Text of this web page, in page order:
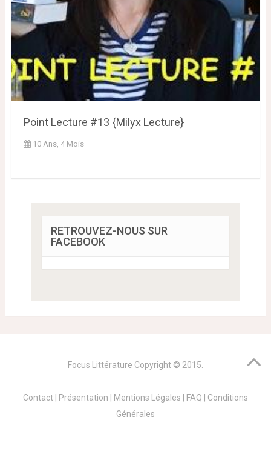
Point Lecture #13 {Milyx Lecture}
10 Ans, 4 Mois
RETROUVEZ-NOUS SUR
FACEBOOK
Focus Littérature Copyright © 2015.
Contact Présentation Mentions Légales FAQ
Conditions
Générales